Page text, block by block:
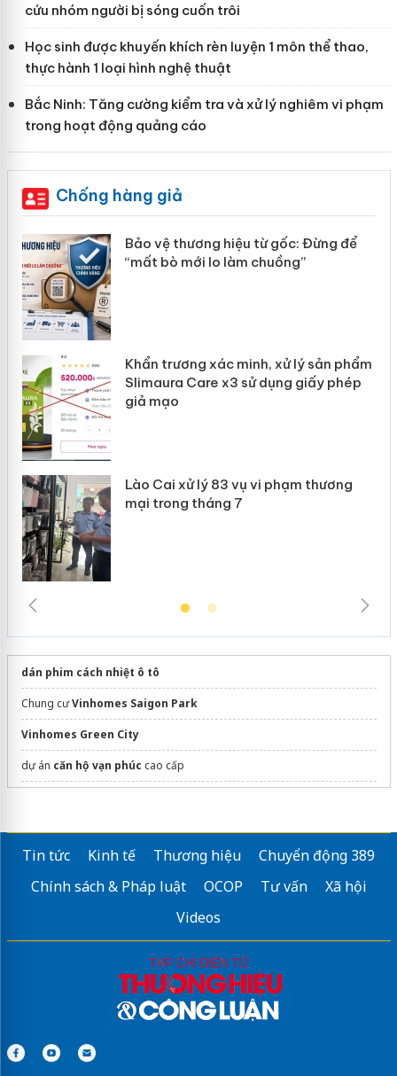
cứu nhóm người bị sóng cuốn trôi
Học sinh được khuyến khích rèn luyện 1 môn thể thao,
thực hành 1 loại hình nghệ thuật
Bắc Ninh: Tăng cường kiểm tra và xử lý nghiêm vi phạm
trong hoạt động quảng cáo
Chống hàng giả
Bảo vệ thương hiệu từ gốc: Đừng để
“mất bò mới lo làm chuồng”
Khẩn trương xác minh, xử lý sản phẩm
Slimaura Care x3 sử dụng giấy phép
giả mạo
Lào Cai xử lý 83 vụ vi phạm thương
mại trong tháng 7
dán phim cách nhiệt ô tô
Chung cưVinhomes Saigon Park
Vinhomes Green City
dự án căn hộ vạn phúc cao cấp
Vị trí Ecopark Ninh Bình ở đâu?
Thông tin dự án Vinhomes Hải Vân BayCĐT
Tin tức Kinh tế Thương hiệu
Chuyển động 389
Chính sách & Pháp luật
OCOP Tư vấn
Xã hội
Videos